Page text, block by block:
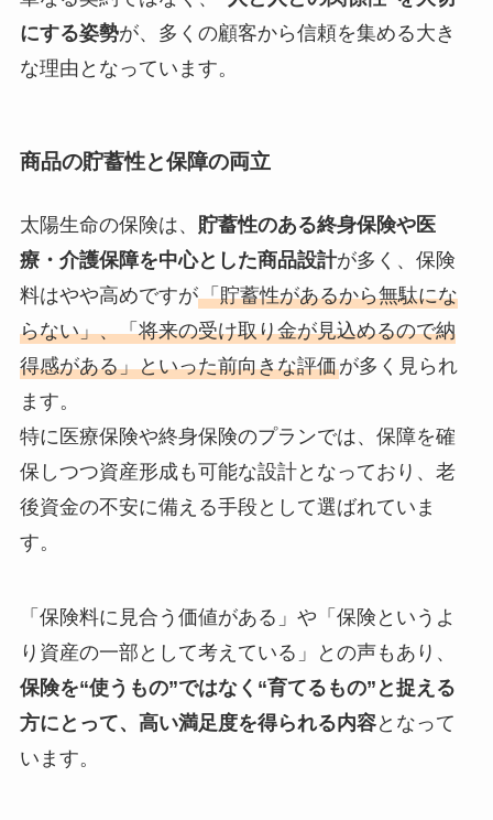
にする姿勢が、多くの顧客から信頼を集める大き
な理由となっています。
商品の貯蓄性と保障の両立
太陽生命の保険は、 貯蓄性のある終身保険や医
療・介護保障を中心とした商品設計が多く、保険
料はやや高めですが「貯蓄性があるから無駄にな
らない」、「将来の受け取り金が見込めるので納
得感がある」といった前向きな評価が多く見られ
ます。
特に医療保険や終身保険のプランでは、保障を確
保しつつ資産形成も可能な設計となっており、老
後資金の不安に備える手段として選ばれていま
す。
「保険料に見合う価値がある」や「保険というよ
り資産の一部として考えている」との声もあり、
保険を“使うもの”ではなく“育てるもの”と捉える
方にとって、高い満足度を得られる内容となって
います。